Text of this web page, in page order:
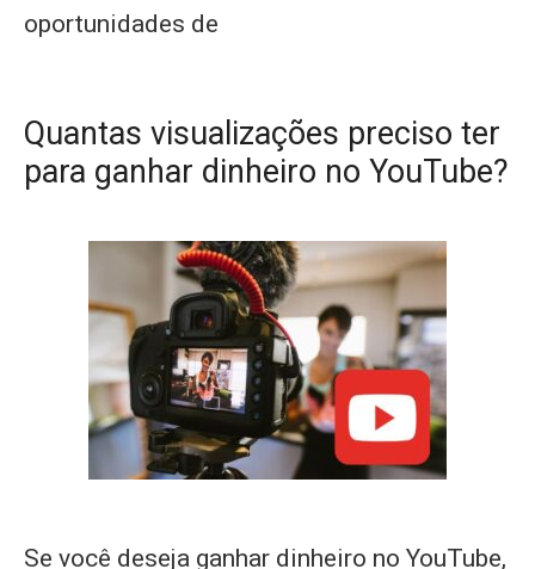
oportunidades de
Quantas visualizações preciso ter
para ganhar dinheiro no YouTube?
Se você deseja ganhar dinheiro no YouTube,